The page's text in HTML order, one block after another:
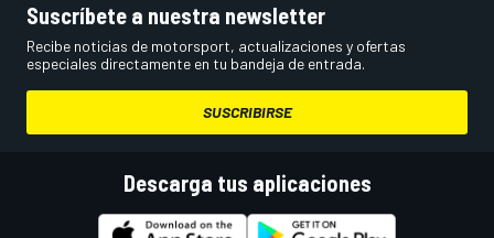
Suscríbete a nuestra newsletter
Recibe noticias de motorsport, actualizaciones y ofertas
especiales directamente en tu bandeja de entrada.
SUSCRIBIRSE
Descarga tus aplicaciones